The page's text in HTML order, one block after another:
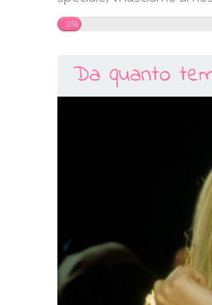
0%
Da quanto